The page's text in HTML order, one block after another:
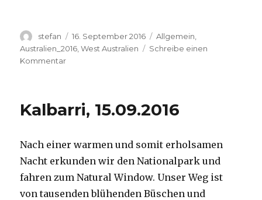
Autor
stefan
Veröffentlicht
am
16. September 2016 Kategorien
Allgemein
Australien_2016 ,West Australien
Schreibe einen
Kommentarzu
Kalbarri, 15.09.2016
Nach einer warmen und somit erholsamen
Nacht erkunden wir den Nationalpark und
fahren zum Natural Window. Unser Weg ist
von tausenden blühenden Büschen und